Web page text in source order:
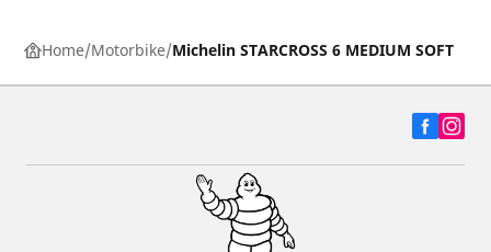
Home Motorbike Michelin STARCROSS 6 MEDIUM SOFT